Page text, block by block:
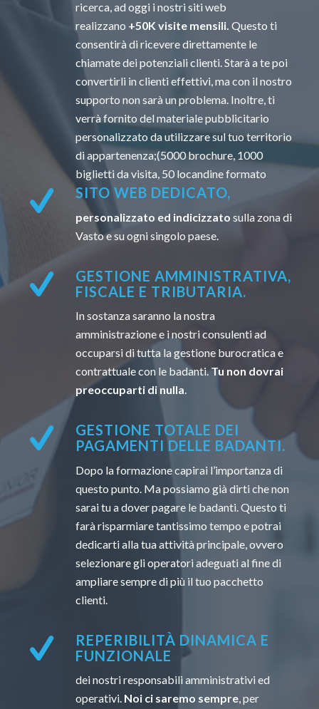
ricerca, ad oggi i nostri siti web
realizzano +50K visite mensili. Questo ti
consentirà di ricevere direttamente le
chiamate dei potenziali clienti. Starà a te poi
convertirli in clienti effettivi, ma con il nostro
supporto non sarà un problema. Inoltre, ti
verrà fornito del materiale pubblicitario
personalizzato da utilizzare sul tuo territorio
di appartenenza;(5000 brochure, 1000
biglietti da visita, 50 locandine formato
SITO WEB DEDICATO,
personalizzato ed indicizzato sulla zona di
Vasto e su ogni singolo paese.
GESTIONE AMMINISTRATIVA,
FISCALE E TRIBUTARIA.
In sostanza saranno la nostra
amministrazione e i nostri consulenti ad
occuparsi di tutta la gestione burocratica e
contrattuale con le badanti.Tu non dovrai
preoccuparti di nulla.
GESTIONE TOTALE DEI
PAGAMENTI DELLE BADANTI.
Dopo la formazione capirai l’importanza di
questo punto. Ma possiamo già dirti che non
sarai tu a dover pagare le badanti. Questo ti
farà risparmiare tantissimo tempo e potrai
dedicarti alla tua attività principale, ovvero
selezionare gli operatori adeguati al fine di
ampliare sempre di più il tuo pacchetto
clienti.
REPERIBILITÀ DINAMICA E
FUNZIONALE
dei nostri responsabili amministrativi ed
operativi. Noi ci saremo sempre, per